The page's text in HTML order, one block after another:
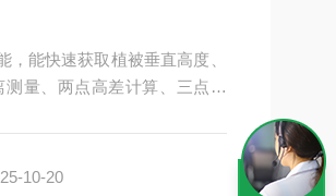
能快速获取植被垂直高度、
量、两点高差计算、三点测
10-20